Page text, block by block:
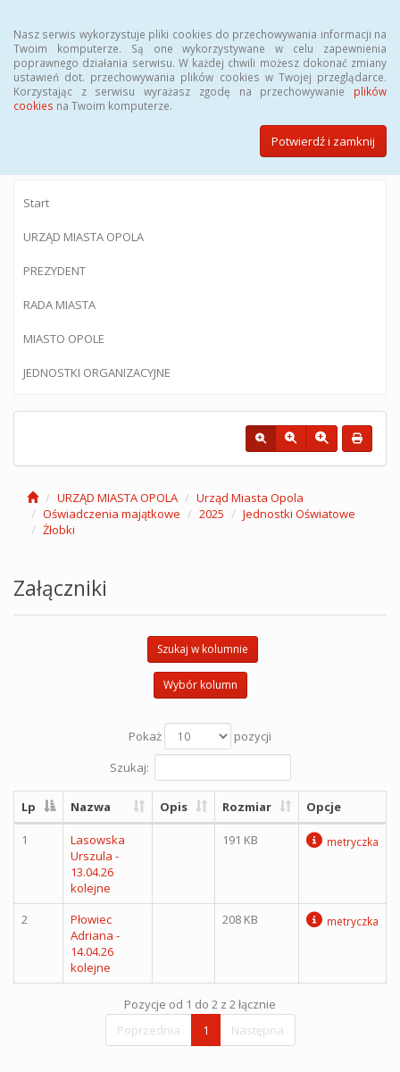
Nasz serwis wykorzystuje pliki cookies do przechowywania informacji na
Twoim komputerze. Są one wykorzystywane w celu zapewnienia
poprawnego działania serwisu. W każdej chwili możesz dokonać zmiany
ustawień dot. przechowywania plików cookies w Twojej przeglądarce.
Korzystając z serwisu wyrażasz zgodę na przechowywanie plików
cookies na Twoim komputerze.
Potwierdź i zamknij
BIULETYN INFORMACJI PUBLICZNEJ
Urzędu Miasta Opola
Start
URZĄD MIASTA OPOLA
PREZYDENT
RADA MIASTA
MIASTO OPOLE
JEDNOSTKI ORGANIZACYJNE
URZĄD MIASTA OPOLA
Urząd Miasta Opola
Oświadczenia majątkowe
2025
Jednostki Oświatowe
Żłobki
Załączniki
Szukaj w kolumnie
Wybór kolumn
Pokaż
pozycji
Szukaj:
Lp Nazwa Opis Rozmiar Opcje
1
Lasowska
Urszula -
13.04.26
kolejne
191 KB metryczka
2
Płowiec
Adriana -
14.04.26
kolejne
208 KB metryczka
Pozycje od 1 do 2 z 2 łącznie
Poprzednia
1 Następna